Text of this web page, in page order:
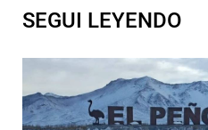
SEGUI LEYENDO